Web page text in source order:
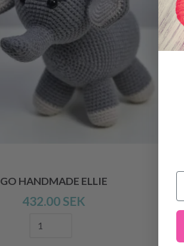
GO HANDMADE ELLIE
432.00 SEK